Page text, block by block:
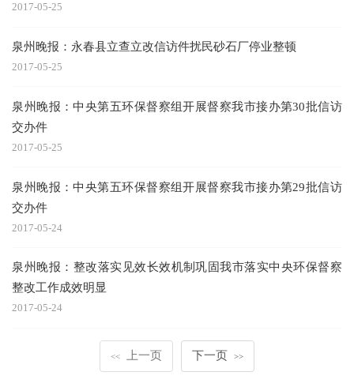
2017-05-25
泉州晚报：永春县立查立改信访件扰民砂石厂停业整顿
2017-05-25
泉州晚报：中央第五环保督察组开展督察我市接办第30批信访
交办件
2017-05-25
泉州晚报：中央第五环保督察组开展督察我市接办第29批信访
交办件
2017-05-24
泉州晚报：整改落实见效长效机制巩固我市落实中央环保督察
整改工作成效明显
2017-05-24
<< 上一页 下一页 >>